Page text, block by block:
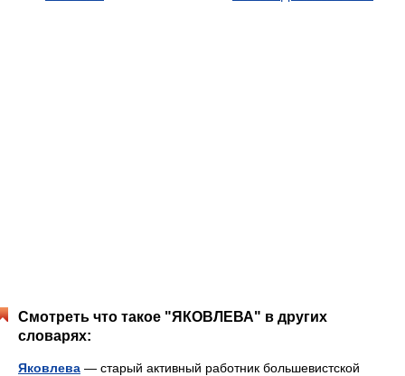
Смотреть что такое "ЯКОВЛЕВА" в других
словарях:
Яковлева — старый активный работник большевистской